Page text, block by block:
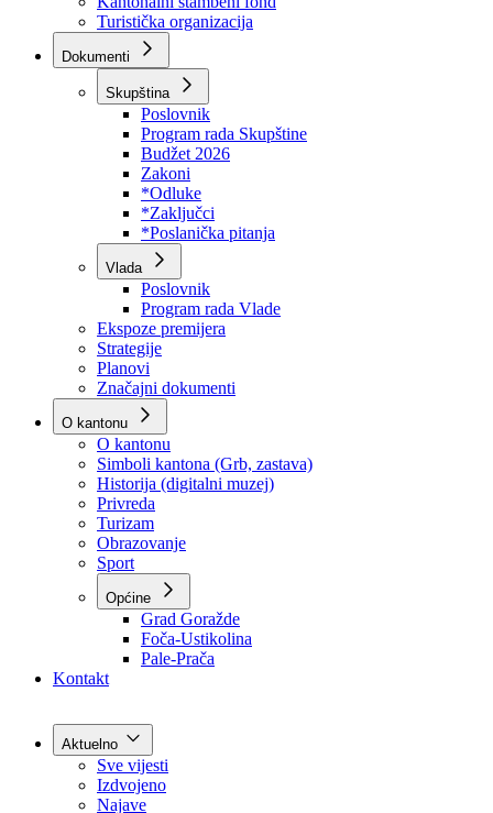
Agencija za privatizaciju
Arhiv kantona
Kantonalni stambeni fond
Turistička organizacija
Dokumenti
Skupština
Poslovnik
Program rada Skupštine
Budžet 2026
Zakoni
*Odluke
*Zaključci
*Poslanička pitanja
Vlada
Poslovnik
Program rada Vlade
Ekspoze premijera
Strategije
Planovi
Značajni dokumenti
O kantonu
O kantonu
Simboli kantona (Grb, zastava)
Historija (digitalni muzej)
Privreda
Turizam
Obrazovanje
Sport
Općine
Kontakt
Aktuelno